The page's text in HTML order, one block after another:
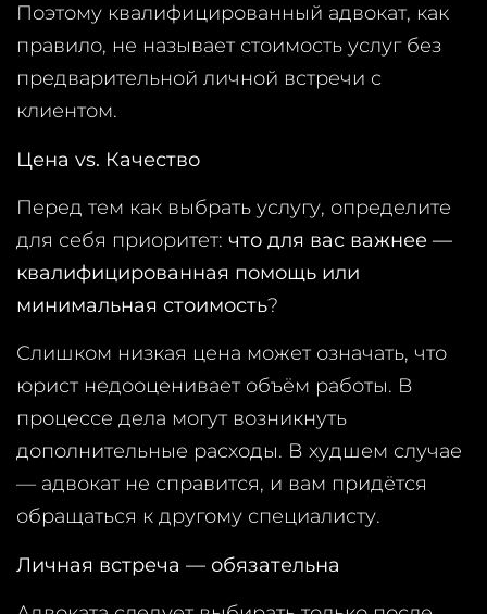
Поэтому квалифицированный адвокат, как
правило, не называет стоимость услуг без
предварительной личной встречи с
клиентом.
Цена vs. Качество
Перед тем как выбрать услугу, определите
для себя приоритет: что для вас важнее —
квалифицированная помощь или
минимальная стоимость?
Слишком низкая цена может означать, что
юрист недооценивает объём работы. В
процессе дела могут возникнуть
дополнительные расходы. В худшем случае
— адвокат не справится, и вам придётся
обращаться к другому специалисту.
Личная встреча — обязательна